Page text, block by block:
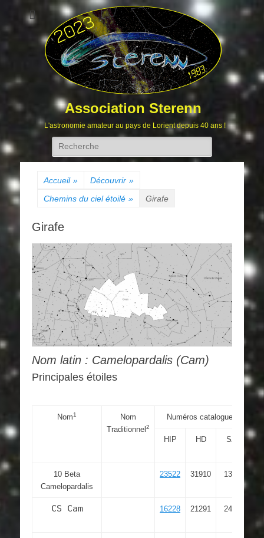
Association Sterenn
L'astronomie amateur au pays de Lorient depuis 40 ans !
Rechercher :
Accueil » Découvrir »
Chemins du ciel étoilé » Girafe
Girafe
Nom latin : Camelopardalis (Cam)
Principales étoiles
Nom1
Nom
Traditionnel 2
Numéros catalogues
HIP HD SAO
10 Beta
Camelopardalis
23522 31910
13351
CS Cam 16228 21291
24054